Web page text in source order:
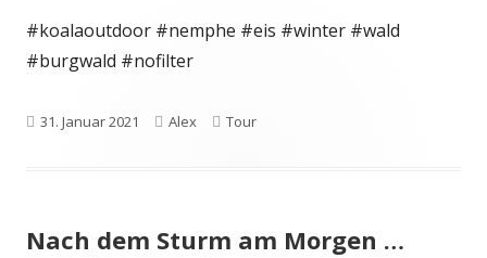
#koalaoutdoor #nemphe #eis #winter #wald
#burgwald #nofilter
Veröffentlicht
31. Januar 2021 Autor
Alex Kategorien
Tour
Nach dem Sturm am Morgen …